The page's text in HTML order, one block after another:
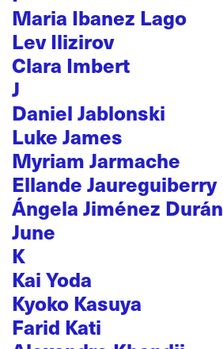
Maria Ibanez Lago
Lev Ilizirov
Clara Imbert
J
Daniel Jablonski
Luke James
Myriam Jarmache
Ellande Jaureguiberry
Ángela Jiménez Durán
June
K
Kai Yoda
Kyoko Kasuya
Farid Kati